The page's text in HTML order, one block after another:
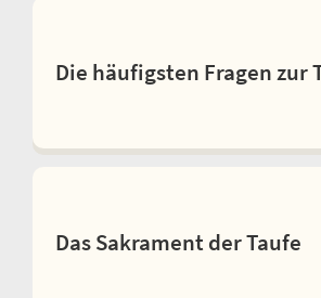
Die häufigsten Fragen zur
Das Sakrament der Taufe